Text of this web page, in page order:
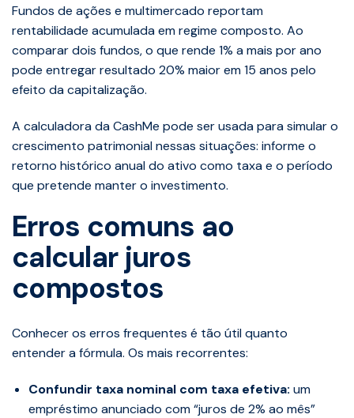
Fundos de ações e multimercado reportam
rentabilidade acumulada em regime composto. Ao
comparar dois fundos, o que rende 1% a mais por ano
pode entregar resultado 20% maior em 15 anos pelo
efeito da capitalização.
A calculadora da CashMe pode ser usada para simular o
crescimento patrimonial nessas situações: informe o
retorno histórico anual do ativo como taxa e o período
que pretende manter o investimento.
Erros comuns ao
calcular juros
compostos
Conhecer os erros frequentes é tão útil quanto
entender a fórmula. Os mais recorrentes:
Confundir taxa nominal com taxa efetiva: um
empréstimo anunciado com “juros de 2% ao mês”